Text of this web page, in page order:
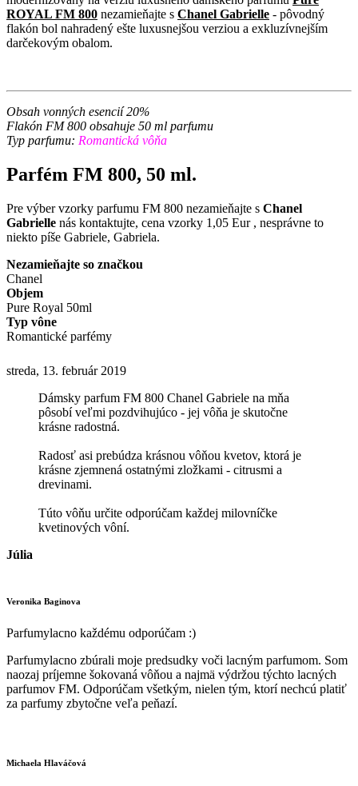
ROYAL FM 800 nezamieňajte s Chanel Gabrielle - pôvodný
flakón bol nahradený ešte luxusnejšou verziou a exkluzívnejším
darčekovým obalom.
Obsah vonných esencií 20%
Flakón FM 800 obsahuje 50 ml parfumu
Typ parfumu: Romantická vôňa
Parfém FM 800, 50 ml.
Pre výber vzorky parfumu FM 800 nezamieňajte s Chanel
Gabrielle nás kontaktujte, cena vzorky 1,05 Eur , nesprávne to
niekto píše Gabriele, Gabriela.
Nezamieňajte so značkou
Chanel
Objem
Pure Royal 50ml
Typ vône
Romantické parfémy
streda, 13. február 2019
Dámsky parfum FM 800 Chanel Gabriele na mňa
pôsobí veľmi pozdvihujúco - jej vôňa je skutočne
krásne radostná.
Radosť asi prebúdza krásnou vôňou kvetov, ktorá je
krásne zjemnená ostatnými zložkami - citrusmi a
drevinami.
Túto vôňu určite odporúčam každej milovníčke
kvetinových vôní.
Júlia
Veronika Baginova
Parfumylacno každému odporúčam :)
Parfumylacno zbúrali moje predsudky voči lacným parfumom. Som
naozaj príjemne šokovaná vôňou a najmä výdržou týchto lacných
parfumov FM. Odporúčam všetkým, nielen tým, ktorí nechcú platiť
za parfumy zbytočne veľa peňazí.
Michaela Hlaváčová